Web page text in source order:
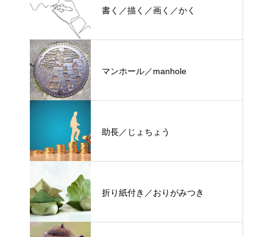
書く／描く／画く／かく
マンホール／manhole
助長／じょちょう
折り紙付き／おりがみつき